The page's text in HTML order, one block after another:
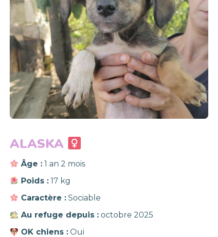
ALASKA
Âge : 1 an 2 mois
Poids : 17 kg
Caractère : Sociable
Au refuge depuis : octobre 2025
OK chiens : Oui